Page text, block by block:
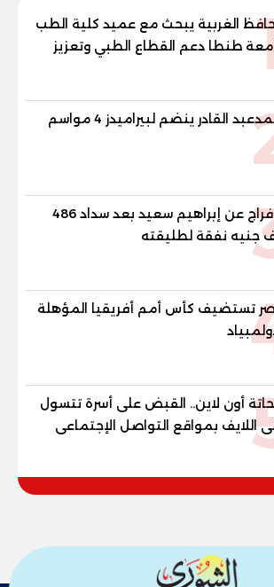
الغربية يبحث مع عميد كلية الطب
طنطا دعم القطاع الطبي وتعزيز
من الخبرات الأكاديمية
القادر ينضم لبيراميدز 4 مواسم
الإفراج عن إبراهيم سعيد بعد سداد 486
جنيه نفقة لطليقته
تستضيف كأس أمم أفريقيا المؤهلة
أون لاين.. القبض على أسرة تتسول
اللايف بمواقع التواصل الإجتماعى